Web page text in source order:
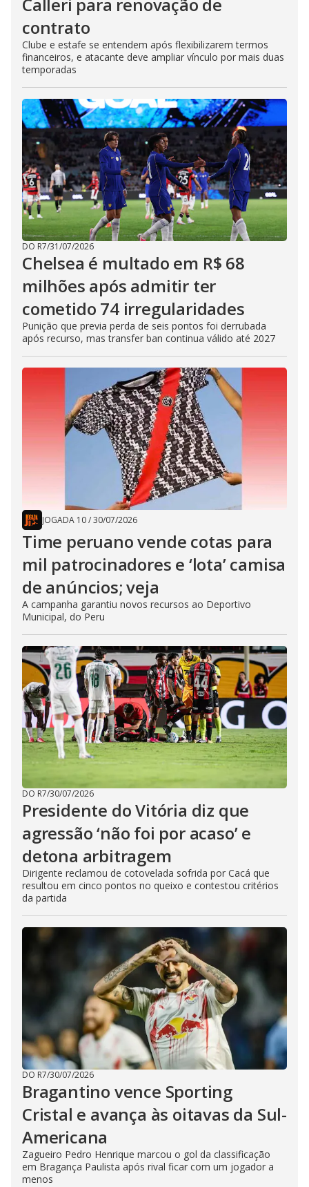
Calleri para renovação de
contrato
Clube e estafe se entendem após flexibilizarem termos
financeiros, e atacante deve ampliar vínculo por mais duas
temporadas
DO R7/31/07/2026
Chelsea é multado em R$ 68
milhões após admitir ter
cometido 74 irregularidades
Punição que previa perda de seis pontos foi derrubada
após recurso, mas transfer ban continua válido até 2027
JOGADA 10/30/07/2026
Time peruano vende cotas para
mil patrocinadores e ‘lota’ camisa
de anúncios; veja
A campanha garantiu novos recursos ao Deportivo
Municipal, do Peru
DO R7/30/07/2026
Presidente do Vitória diz que
agressão ‘não foi por acaso’ e
detona arbitragem
Dirigente reclamou de cotovelada sofrida por Cacá que
resultou em cinco pontos no queixo e contestou critérios
da partida
DO R7/30/07/2026
Bragantino vence Sporting
Cristal e avança às oitavas da Sul-
Americana
Zagueiro Pedro Henrique marcou o gol da classificação
em Bragança Paulista após rival ficar com um jogador a
menos